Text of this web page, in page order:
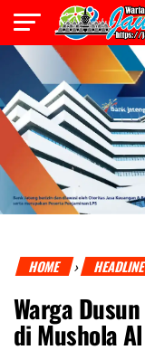
HOME ›
Warga
di Mushola